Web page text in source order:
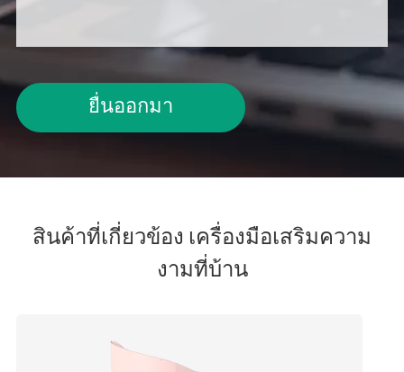
ยื่นออกมา
สินค้าที่เกี่ยวข้อง เครื่องมือเสริมความ
งามที่บ้าน